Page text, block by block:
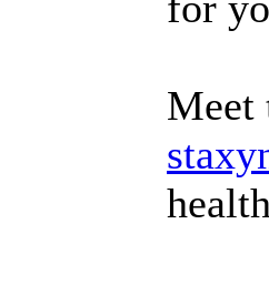
Meet